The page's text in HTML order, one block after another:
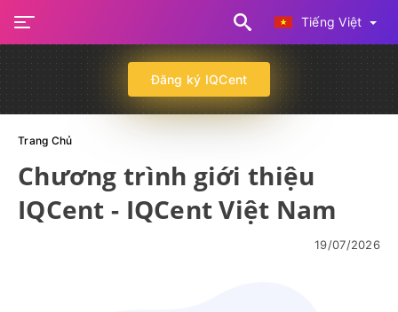
Tiếng Việt
Đăng ký IQCent
Trang Chủ
Chương trình giới thiệu
IQCent - IQCent Việt Nam
19/07/2026